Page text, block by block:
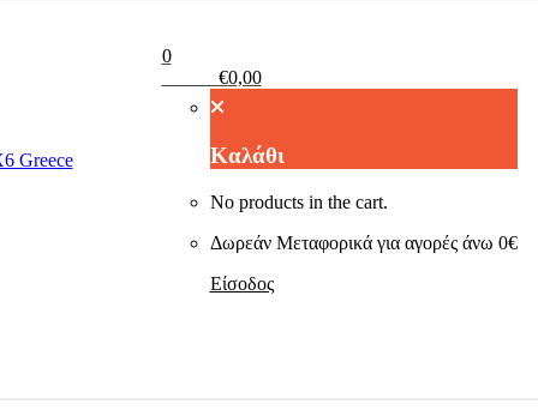
0
€0,00
Καλάθι
No products in the cart.
Δωρεάν Μεταφορικά για αγορές άνω 0€
Είσοδος